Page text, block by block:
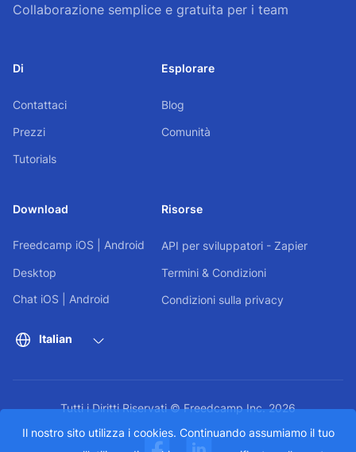
Il nostro sito utilizza i cookies. Continuando assumiamo il tuo
Collaborazione semplice e gratuita per i team
Di
Contattaci
Prezzi
Tutorials
Esplorare
Blog
Comunità
Download
Freedcamp iOS Android
Desktop
Chat iOS Android
Risorse
API per sviluppatori - Zapier
Termini & Condizioni
Condizioni sulla privacy
Tutti i Diritti Riservati © Freedcamp Inc. 2026
Italian